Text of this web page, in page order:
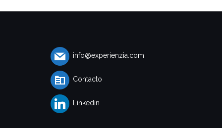
info@experienzia.com
Contacto
Linkedin